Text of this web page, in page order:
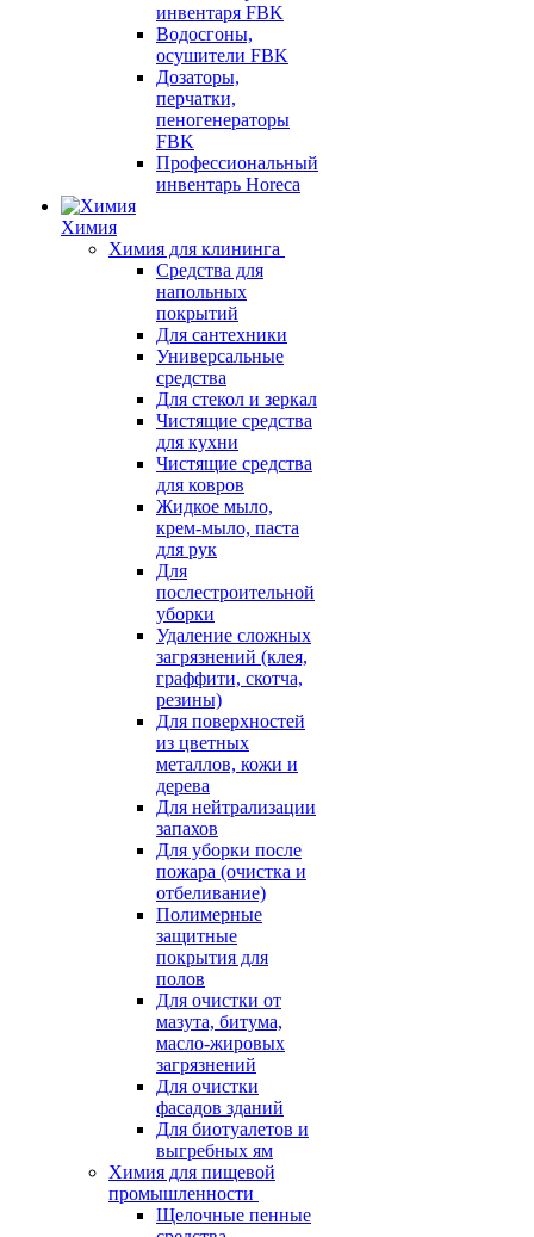
инвентаря FBK
Водосгоны,
осушители FBK
Дозаторы,
перчатки,
пеногенераторы
FBK
Профессиональный
инвентарь Horeca
Химия
Химия для клининга
Средства для
напольных
покрытий
Для сантехники
Универсальные
средства
Для стекол и зеркал
Чистящие средства
для кухни
Чистящие средства
для ковров
Жидкое мыло,
крем-мыло, паста
для рук
Для
послестроительной
уборки
Удаление сложных
загрязнений (клея,
граффити, скотча,
резины)
Для поверхностей
из цветных
металлов, кожи и
дерева
Для нейтрализации
запахов
Для уборки после
пожара (очистка и
отбеливание)
Полимерные
защитные
покрытия для
полов
Для очистки от
мазута, битума,
масло-жировых
загрязнений
Для очистки
фасадов зданий
Для биотуалетов и
выгребных ям
Химия для пищевой
промышленности
Щелочные пенные